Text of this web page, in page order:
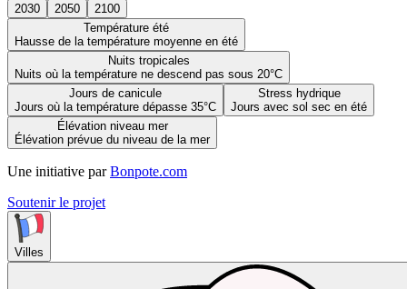
2030 2050
2100
Température été
Hausse de la température moyenne en été
Nuits tropicales
Nuits où la température ne descend pas sous 20°C
Jours de canicule
Jours où la température dépasse 35°C
Stress hydrique
Jours avec sol sec en été
Élévation niveau mer
Élévation prévue du niveau de la mer
Une initiative par Bonpote.com
Soutenir le projet
Villes